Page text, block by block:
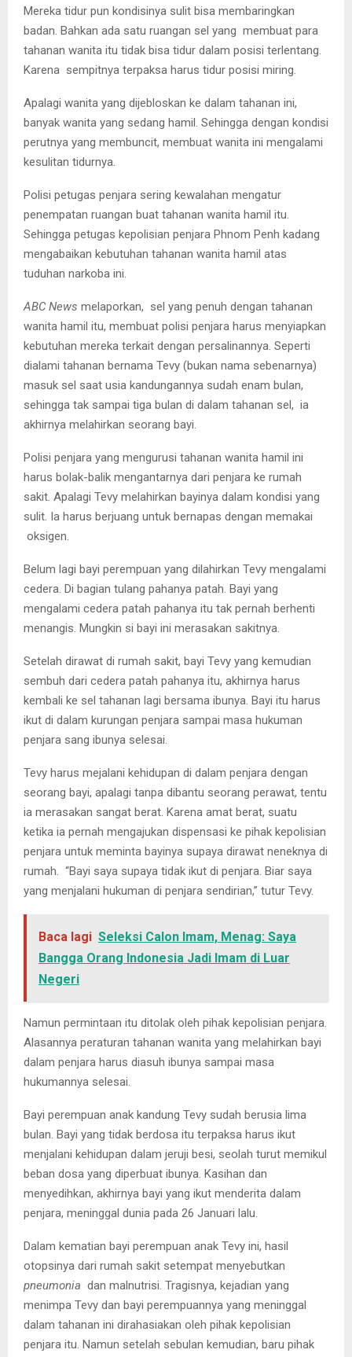
Mereka tidur pun kondisinya sulit bisa membaringkan
badan. Bahkan ada satu ruangan sel yang membuat para
tahanan wanita itu tidak bisa tidur dalam posisi terlentang.
Karena sempitnya terpaksa harus tidur posisi miring.
Apalagi wanita yang dijebloskan ke dalam tahanan ini,
banyak wanita yang sedang hamil. Sehingga dengan kondisi
perutnya yang membuncit, membuat wanita ini mengalami
kesulitan tidurnya.
Polisi petugas penjara sering kewalahan mengatur
penempatan ruangan buat tahanan wanita hamil itu.
Sehingga petugas kepolisian penjara Phnom Penh kadang
mengabaikan kebutuhan tahanan wanita hamil atas
tuduhan narkoba ini.
ABC News melaporkan, sel yang penuh dengan tahanan
wanita hamil itu, membuat polisi penjara harus menyiapkan
kebutuhan mereka terkait dengan persalinannya. Seperti
dialami tahanan bernama Tevy (bukan nama sebenarnya)
masuk sel saat usia kandungannya sudah enam bulan,
sehingga tak sampai tiga bulan di dalam tahanan sel, ia
akhirnya melahirkan seorang bayi.
Polisi penjara yang mengurusi tahanan wanita hamil ini
harus bolak-balik mengantarnya dari penjara ke rumah
sakit. Apalagi Tevy melahirkan bayinya dalam kondisi yang
sulit. Ia harus berjuang untuk bernapas dengan memakai
oksigen.
Belum lagi bayi perempuan yang dilahirkan Tevy mengalami
cedera. Di bagian tulang pahanya patah. Bayi yang
mengalami cedera patah pahanya itu tak pernah berhenti
menangis. Mungkin si bayi ini merasakan sakitnya.
Setelah dirawat di rumah sakit, bayi Tevy yang kemudian
sembuh dari cedera patah pahanya itu, akhirnya harus
kembali ke sel tahanan lagi bersama ibunya. Bayi itu harus
ikut di dalam kurungan penjara sampai masa hukuman
penjara sang ibunya selesai.
Tevy harus mejalani kehidupan di dalam penjara dengan
seorang bayi, apalagi tanpa dibantu seorang perawat, tentu
ia merasakan sangat berat. Karena amat berat, suatu
ketika ia pernah mengajukan dispensasi ke pihak kepolisian
penjara untuk meminta bayinya supaya dirawat neneknya di
rumah. “Bayi saya supaya tidak ikut di penjara. Biar saya
yang menjalani hukuman di penjara sendirian,” tutur Tevy.
Baca lagi Seleksi Calon Imam, Menag: Saya
Bangga Orang Indonesia Jadi Imam di Luar
Negeri
Namun permintaan itu ditolak oleh pihak kepolisian penjara.
Alasannya peraturan tahanan wanita yang melahirkan bayi
dalam penjara harus diasuh ibunya sampai masa
hukumannya selesai.
Bayi perempuan anak kandung Tevy sudah berusia lima
bulan. Bayi yang tidak berdosa itu terpaksa harus ikut
menjalani kehidupan dalam jeruji besi, seolah turut memikul
beban dosa yang diperbuat ibunya. Kasihan dan
menyedihkan, akhirnya bayi yang ikut menderita dalam
penjara, meninggal dunia pada 26 Januari lalu.
Dalam kematian bayi perempuan anak Tevy ini, hasil
otopsinya dari rumah sakit setempat menyebutkan
pneumonia dan malnutrisi. Tragisnya, kejadian yang
menimpa Tevy dan bayi perempuannya yang meninggal
dalam tahanan ini dirahasiakan oleh pihak kepolisian
penjara itu. Namun setelah sebulan kemudian, baru pihak